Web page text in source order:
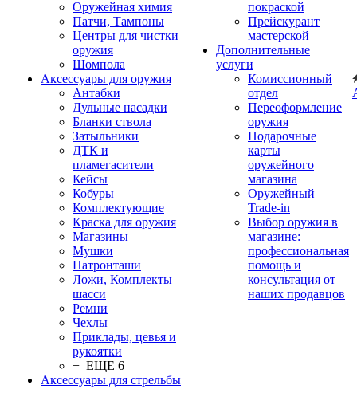
Оружейная химия
Патчи, Тампоны
Центры для чистки
оружия
Шомпола
Аксессуары для оружия
Антабки
Дульные насадки
Бланки ствола
Затыльники
ДТК и
пламегасители
Кейсы
Кобуры
Комплектующие
Краска для оружия
Магазины
Мушки
Патронташи
Ложи, Комплекты
шасси
Ремни
Чехлы
Приклады, цевья и
рукоятки
+ ЕЩЕ 6
Аксессуары для стрельбы
покраской
Прейскурант
мастерской
Дополнительные
услуги
Комиссионный
отдел
Переоформление
оружия
Подарочные
карты
оружейного
магазина
Оружейный
Trade-in
Выбор оружия в
магазине:
профессиональная
помощь и
консультация от
наших продавцов